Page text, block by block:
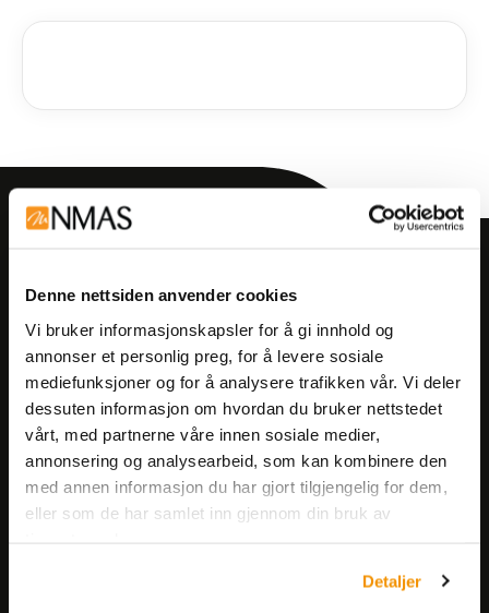
Denne nettsiden anvender cookies
Vi bruker informasjonskapsler for å gi innhold og
annonser et personlig preg, for å levere sosiale
mediefunksjoner og for å analysere trafikken vår. Vi deler
dessuten informasjon om hvordan du bruker nettstedet
vårt, med partnerne våre innen sosiale medier,
annonsering og analysearbeid, som kan kombinere den
med annen informasjon du har gjort tilgjengelig for dem,
eller som de har samlet inn gjennom din bruk av
Detaljer
Få informasjon om produkter,
arrangementer og kampanjer.
Meld på nyhetsbrev